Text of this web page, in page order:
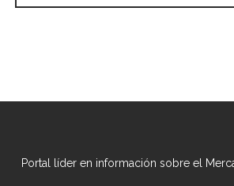
Portal líder en información sobre el